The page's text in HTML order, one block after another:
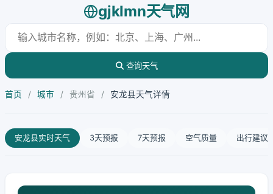
gjklmn天气网
查询天气
首页 / 城市 / 贵州省 / 安龙县天气详情
安龙县实时天气 3天预报 7天预报 空气质量 出行建议